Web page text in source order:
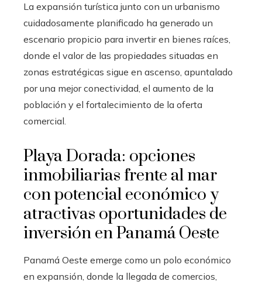
La expansión turística junto con un urbanismo
cuidadosamente planificado ha generado un
escenario propicio para invertir en bienes raíces,
donde el valor de las propiedades situadas en
zonas estratégicas sigue en ascenso, apuntalado
por una mejor conectividad, el aumento de la
población y el fortalecimiento de la oferta
comercial.
Playa Dorada: opciones
inmobiliarias frente al mar
con potencial económico y
atractivas oportunidades de
inversión en Panamá Oeste
Panamá Oeste emerge como un polo económico
en expansión, donde la llegada de comercios,